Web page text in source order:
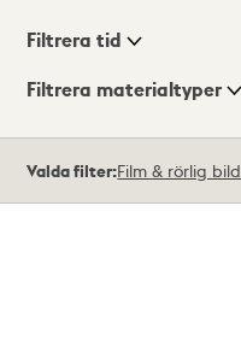
Visningsläge
Filtrera tid
Filtrera materialtyper
träffar
Valda filter:Film & rörlig bild